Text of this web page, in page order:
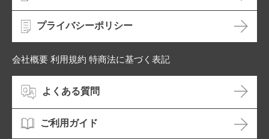
プライバシーポリシー
会社概要 利用規約 特商法に基づく表記
よくある質問
ご利用ガイド